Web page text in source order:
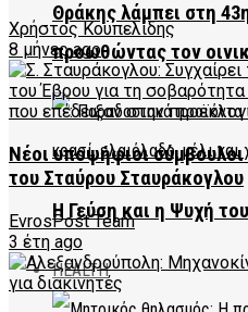
Θράκης λάμπει στη
προωθώντας τον
Η Γεύση και η Ψυχή
HEALTH
Χρήστος Κουπελίδης
8 μήνες ago
Νέοι υποψήφιοι
του Σταύρου Σταυράκογλου
EvrosPost Team
3 έτη ago